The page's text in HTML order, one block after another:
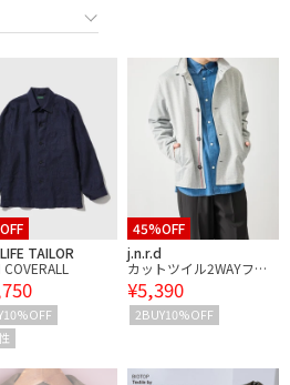
TAILOR
45%OFF
j.n.r.d
カットツイル2WAYフー
ドブルゾン
¥5,390
2BUY10%OFF